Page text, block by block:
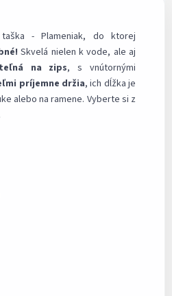
- Plameniak, do ktorej
Skvelá nielen k vode, ale aj
na zips, s vnútornými
príjemne držia, ich dĺžka je
alebo na ramene. Vyberte si z